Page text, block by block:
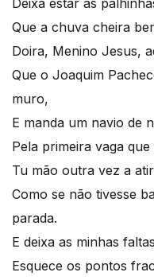
Que a chuva cheira
Doira, Menino Jesus,
Que o Joaquim
muro,
E manda um navio de
Pela primeira vaga
Tu mão outra vez a
Como se não tivesse
parada.
E deixa as minhas
Esquece os pontos